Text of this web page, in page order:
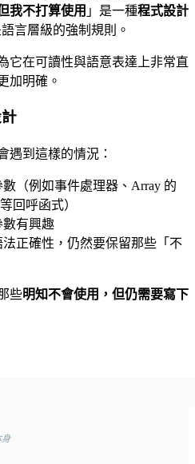
我不打算使用 」是一種程式設計
語言層級的強制規則。
它在可讀性與語意表達上非常直
加明確。
遇到這樣的情況：
（例如事件處理器、Array 的
等回呼函式）
數有興趣
正確性，仍然要保留那些「不
些明知不會使用，但仍需要寫下